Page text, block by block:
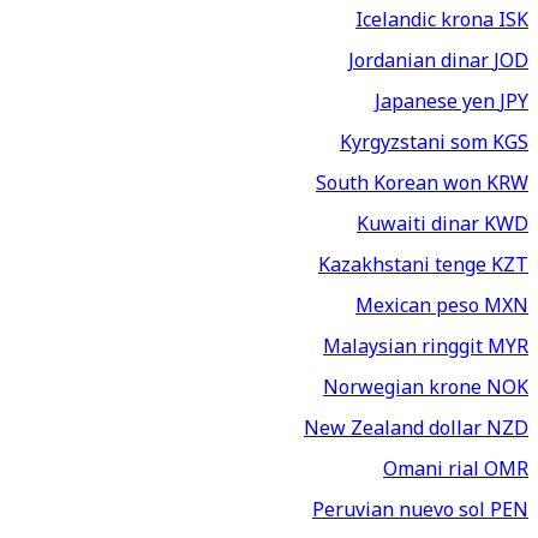
Icelandic kronaISK
Jordanian dinarJOD
Japanese yenJPY
Kyrgyzstani somKGS
South Korean wonKRW
Kuwaiti dinarKWD
Kazakhstani tengeKZT
Mexican pesoMXN
Malaysian ringgitMYR
Norwegian kroneNOK
New Zealand dollarNZD
Omani rialOMR
Peruvian nuevo solPEN